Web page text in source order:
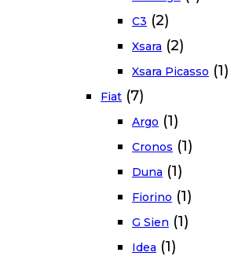
C3 (2)
Xsara (2)
Xsara Picasso (1)
Fiat (7)
Argo (1)
Cronos (1)
Duna (1)
Fiorino (1)
G Sien (1)
Idea (1)